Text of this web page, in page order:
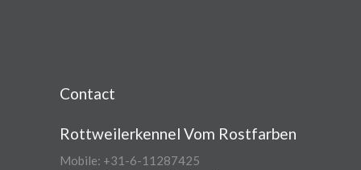
Contact
Rottweilerkennel Vom Rostfarben
Mobile: +31-6-11287425